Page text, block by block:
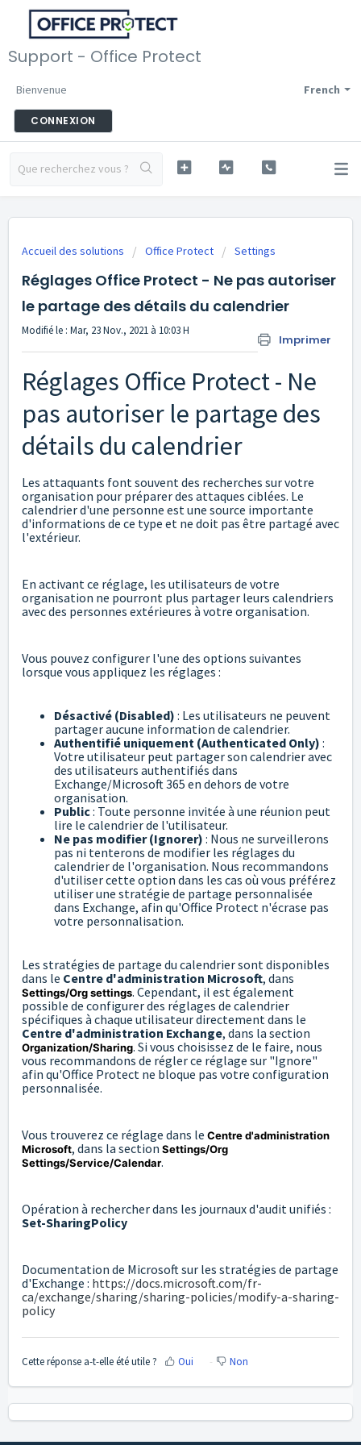
Support - Office Protect
French
Bienvenue
CONNEXION
Accueil des solutions Office Protect Settings
Réglages Office Protect - Ne pas autoriser
le partage des détails du calendrier
Imprimer
Modifié le : Mar, 23 Nov., 2021 à 10:03 H
Réglages Office Protect - Ne
pas autoriser le partage des
détails du calendrier
Les attaquants font souvent des recherches sur votre
organisation pour préparer des attaques ciblées. Le
calendrier d'une personne est une source importante
d'informations de ce type et ne doit pas être partagé avec
l'extérieur.
En activant ce réglage, les utilisateurs de votre
organisation ne pourront plus partager leurs calendriers
avec des personnes extérieures à votre organisation.
Vous pouvez configurer l'une des options suivantes
lorsque vous appliquez les réglages :
Désactivé (Disabled) : Les utilisateurs ne peuvent
partager aucune information de calendrier.
Authentifié uniquement (Authenticated Only) :
Votre utilisateur peut partager son calendrier avec
des utilisateurs authentifiés dans
Exchange/Microsoft 365 en dehors de votre
organisation.
Public: Toute personne invitée à une réunion peut
lire le calendrier de l'utilisateur.
Ne pas modifier (Ignorer) : Nous ne surveillerons
pas ni tenterons de modifier les réglages du
calendrier de l'organisation. Nous recommandons
d'utiliser cette option dans les cas où vous préférez
utiliser une stratégie de partage personnalisée
dans Exchange, afin qu'Office Protect n'écrase pas
votre personnalisation.
Les stratégies de partage du calendrier sont disponibles
dans le Centre d'administration Microsoft, dans
Settings/Org settings. Cependant, il est également
possible de configurer des réglages de calendrier
spécifiques à chaque utilisateur directement dans le
Centre d'administration Exchange, dans la section
Organization/Sharing. Si vous choisissez de le faire, nous
vous recommandons de régler ce réglage sur "Ignore"
afin qu'Office Protect ne bloque pas votre configuration
personnalisée.
Vous trouverez ce réglage dans le Centre d'administration
Microsoft, dans la section Settings/Org
Settings/Service/Calendar.
Opération à rechercher dans les journaux d'audit unifiés :
Set-SharingPolicy
Documentation de Microsoft sur les stratégies de partage
d'Exchange : https://docs.microsoft.com/fr-
ca/exchange/sharing/sharing-policies/modify-a-sharing-
policy
Cette réponse a-t-elle été utile ? Oui Non